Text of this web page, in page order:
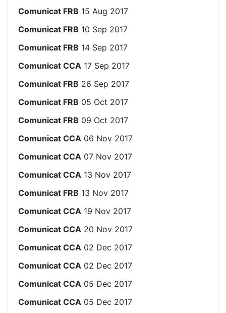
Comunicat FRB 15 Aug 2017
Comunicat FRB 10 Sep 2017
Comunicat FRB 14 Sep 2017
Comunicat CCA 17 Sep 2017
Comunicat FRB 26 Sep 2017
Comunicat FRB 05 Oct 2017
Comunicat FRB 09 Oct 2017
Comunicat CCA 06 Nov 2017
Comunicat CCA 07 Nov 2017
Comunicat CCA 13 Nov 2017
Comunicat FRB 13 Nov 2017
Comunicat CCA 19 Nov 2017
Comunicat CCA 20 Nov 2017
Comunicat CCA 02 Dec 2017
Comunicat CCA 02 Dec 2017
Comunicat CCA 05 Dec 2017
Comunicat CCA 05 Dec 2017